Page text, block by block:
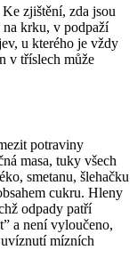
zjištění, zda jsou
krku, v podpaží
u kterého je vždy
v tříslech může
potraviny
masa, tuky všech
smetanu, šlehačku
cukru. Hleny
odpady patří
a není vyloučeno,
mízních